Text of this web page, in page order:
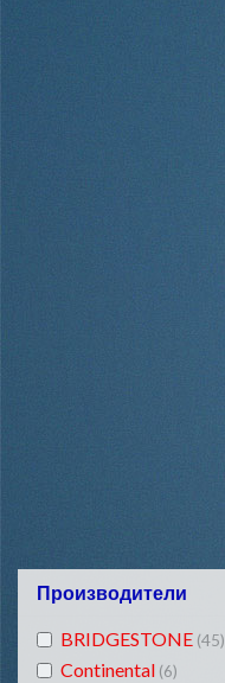
Производители
BRIDGESTONE (45)
Continental (6)